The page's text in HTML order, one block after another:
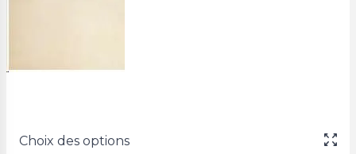
Choix des options